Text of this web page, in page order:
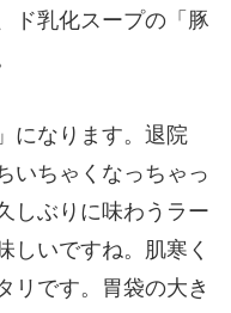
ド乳化スープの「豚
になります。退院
いちゃくなっちゃっ
しぶりに味わうラー
しいですね。肌寒く
リです。胃袋の大き